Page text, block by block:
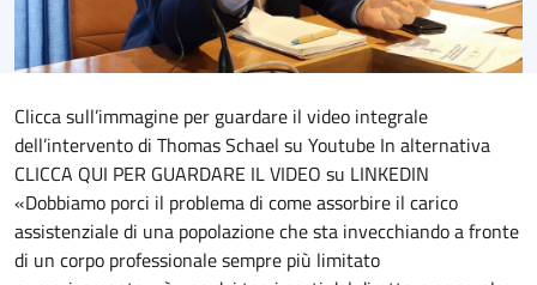
Clicca sull’immagine per guardare il video integrale
dell’intervento di Thomas Schael su Youtube In alternativa
CLICCA QUI PER GUARDARE IL VIDEO su LINKEDIN
«Dobbiamo porci il problema di come assorbire il carico
assistenziale di una popolazione che sta invecchiando a fronte
di un corpo professionale sempre più limitato